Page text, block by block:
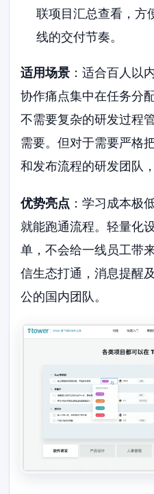
联项目汇总查看，方
线的交付节奏。
适用场景 ：适合百人以
协作痛点集中在任务分
不需要复杂的研发过程
需要。但对于需要严格
和发布流程的研发团队
优势亮点 ：学习成本极
就能跑通流程。轻量化
单，不会给一线员工带
信生态打通，消息提醒
公的国内团队。